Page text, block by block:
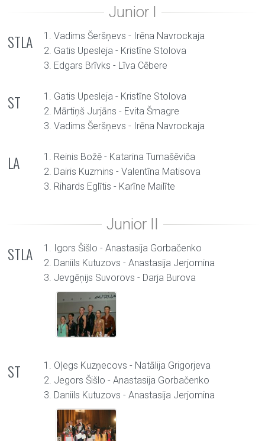
STLA
1. Vadims Šeršņevs - Irēna Navrockaja
2. Gatis Upesleja - Kristīne Stolova
3. Edgars Brīvks - Līva Cēbere
ST
1. Gatis Upesleja - Kristīne Stolova
2. Mārtiņš Jurjāns - Evita Šmagre
3. Vadims Šeršņevs - Irēna Navrockaja
LA
1. Reinis Božē - Katarina Tumašēviča
2. Dairis Kuzmins - Valentīna Matisova
3. Rihards Eglītis - Karīne Mailīte
STLA
1. Igors Šišlo - Anastasija Gorbačenko
2. Daniils Kutuzovs - Anastasija Jerjomina
3. Jevgēņijs Suvorovs - Darja Burova
ST
1. Oļegs Kuzņecovs - Natālija Grigorjeva
2. Jegors Šišlo - Anastasija Gorbačenko
3. Daniils Kutuzovs - Anastasija Jerjomina